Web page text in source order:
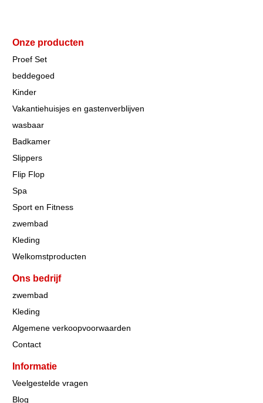
Onze producten
Proef Set
beddegoed
Kinder
Vakantiehuisjes en gastenverblijven
wasbaar
Badkamer
Slippers
Flip Flop
Spa
Sport en Fitness
zwembad
Kleding
Welkomstproducten
Ons bedrijf
zwembad
Kleding
Algemene verkoopvoorwaarden
Contact
Informatie
Veelgestelde vragen
Blog